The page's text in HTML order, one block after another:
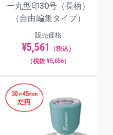
ー丸型印30号（長柄）
（自由編集タイプ）
販売価格
¥5,561
（税込）
（税抜 ¥5,056）